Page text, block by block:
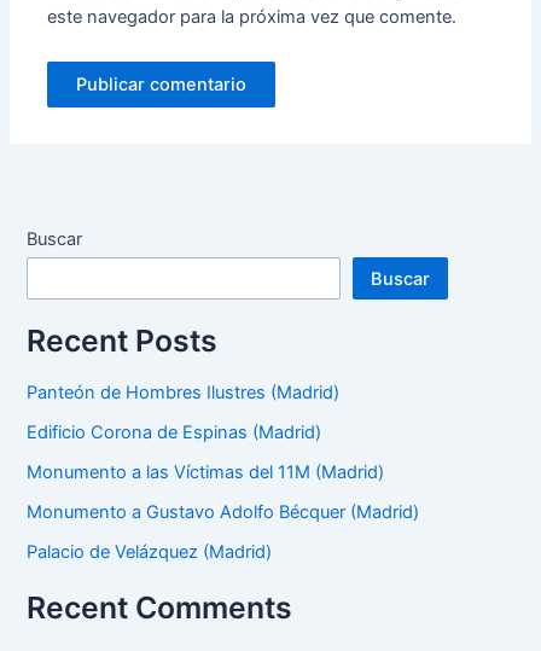
este navegador para la próxima vez que comente.
Buscar
Buscar
Recent Posts
Panteón de Hombres Ilustres (Madrid)
Edificio Corona de Espinas (Madrid)
Monumento a las Víctimas del 11M (Madrid)
Monumento a Gustavo Adolfo Bécquer (Madrid)
Palacio de Velázquez (Madrid)
Recent Comments